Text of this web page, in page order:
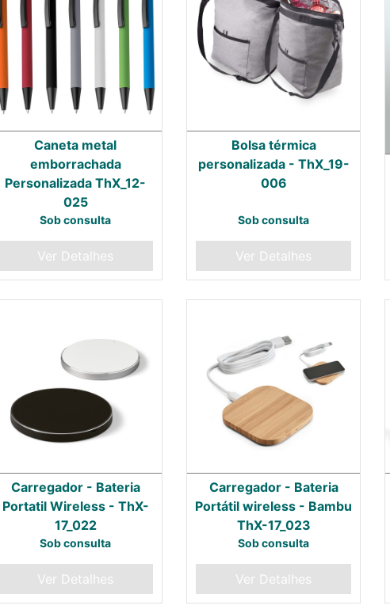
Caneta metal
emborrachada
Personalizada ThX_12-
025
Sob consulta
Ver Detalhes
Bolsa térmica
personalizada - ThX_19-
006
Sob consulta
Ver Detalhes
Carregador - Bateria
Portatil Wireless - ThX-
17_022
Sob consulta
Ver Detalhes
Carregador - Bateria
Portátil wireless - Bambu
ThX-17_023
Sob consulta
Ver Detalhes